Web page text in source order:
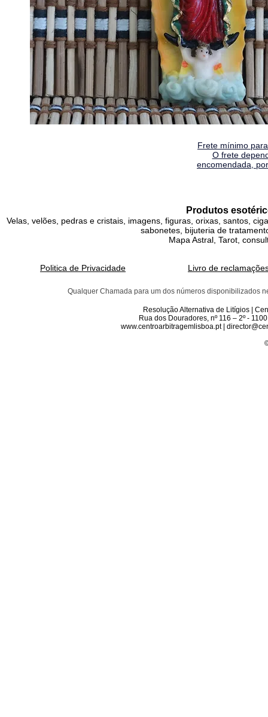
Frete mínimo
O frete
encomendada,
Produtos
Velas, velões, pedras e cristais, imagens, figuras, orixas, santos,
sabonetes, bijuteria de
Mapa Astral, Tarot,
Politica de Privacidade Livro de
Qualquer Chamada para um dos números disponibilizados
Resolução Alternativa de Litígios |
Rua dos Douradores, nº 116 – 2º -
www.centroarbitragemlisboa.pt |